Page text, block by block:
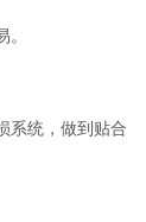
系统，做到贴合